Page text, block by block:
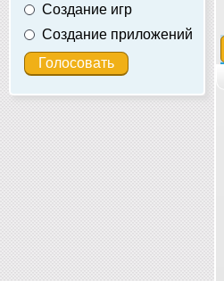
Создание игр
Создание приложений